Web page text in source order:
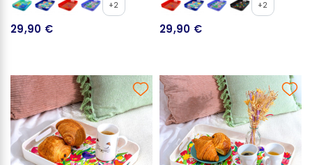
+2
29,90 €
+2
29,90 €